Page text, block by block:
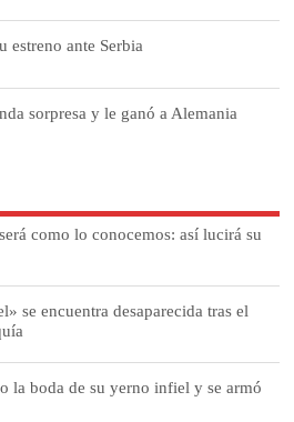
estreno ante Serbia
sorpresa y le ganó a Alemania
como lo conocemos: así lucirá su
se encuentra desaparecida tras el
la boda de su yerno infiel y se armó